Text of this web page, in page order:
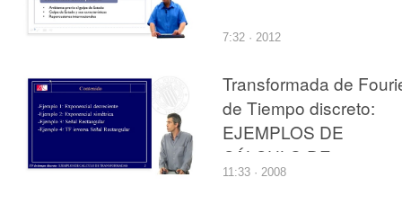
7:32 · 2012
Transformada de
de Tiempo discreto:
EJEMPLOS DE
CÁLCULO DE
TRANSFORMADAS
11:33 · 2008